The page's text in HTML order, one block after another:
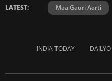
LATEST: Maa Gauri Aarti
INDIA TODAY DAILYO